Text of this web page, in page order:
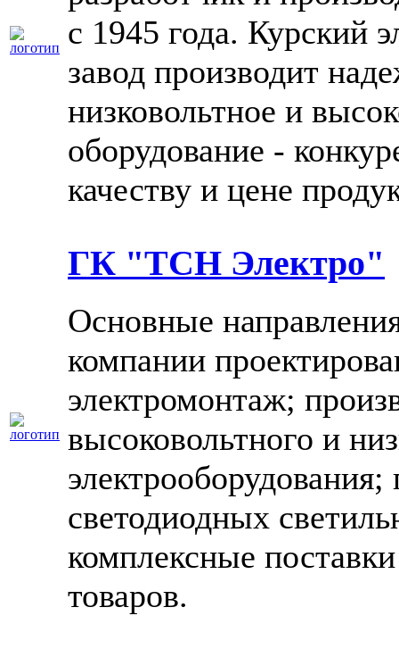
с 1945 года. Курский
завод производит
низковольтное и
оборудование -
качеству и цене
ГК "ТСН Электро"
Основные
компании
электромонтаж;
высоковольтного и
электрооборудования;
светодиодных
комплексные
товаров.